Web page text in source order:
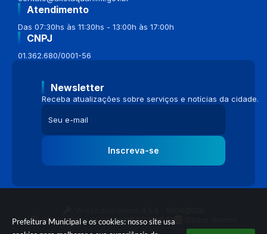
Prefeitura Municipal e os cookies: nosso site usa
Atendimento
Das 07:30hs às 11:30hs - 13:00h às 17:00h
CNPJ
01.362.680/0001-56
Newsletter
Receba atualizações sobre serviços e notícias da cidade.
Inscreva-se
Portal atualizado em:04/08/2026 16:58